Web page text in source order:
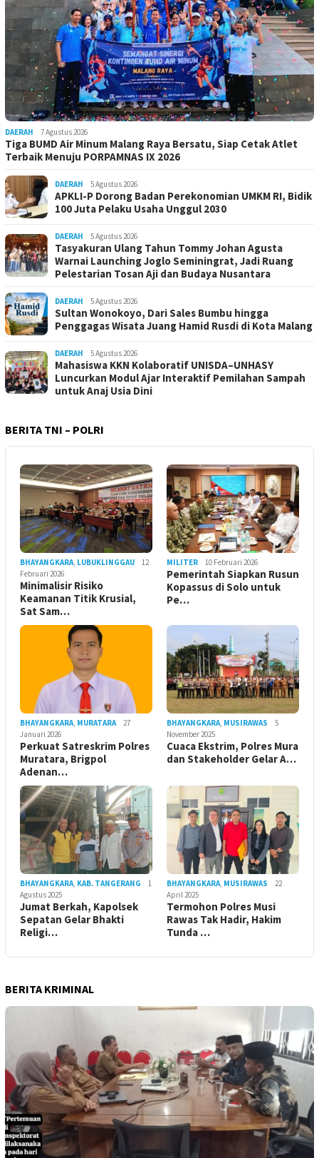
DAERAH 7 Agustus 2026
Tiga BUMD Air Minum Malang Raya Bersatu, Siap Cetak Atlet
Terbaik Menuju PORPAMNAS IX 2026
DAERAH 5 Agustus 2026
APKLI-P Dorong Badan Perekonomian UMKM RI, Bidik
100 Juta Pelaku Usaha Unggul 2030
DAERAH 5 Agustus 2026
Tasyakuran Ulang Tahun Tommy Johan Agusta
Warnai Launching Joglo Seminingrat, Jadi Ruang
Pelestarian Tosan Aji dan Budaya Nusantara
DAERAH 5 Agustus 2026
Sultan Wonokoyo, Dari Sales Bumbu hingga
Penggagas Wisata Juang Hamid Rusdi di Kota Malang
DAERAH 5 Agustus 2026
Mahasiswa KKN Kolaboratif UNISDA–UNHASY
Luncurkan Modul Ajar Interaktif Pemilahan Sampah
untuk Anaj Usia Dini
BERITA TNI – POLRI
BHAYANGKARA LUBUKLINGGAU
12
Februari 2026
Minimalisir Risiko
Keamanan Titik Krusial,
Sat Sam…
MILITER 10 Februari 2026
Pemerintah Siapkan Rusun
Kopassus di Solo untuk
Pe…
BHAYANGKARA MURATARA
27
Januari 2026
Perkuat Satreskrim Polres
Muratara, Brigpol
Adenan…
BHAYANGKARA MUSIRAWAS
5
November 2025
Cuaca Ekstrim, Polres Mura
dan Stakeholder Gelar A…
BHAYANGKARA KAB. TANGERANG
1
Agustus 2025
Jumat Berkah, Kapolsek
Sepatan Gelar Bhakti
Religi…
BHAYANGKARA MUSIRAWAS
22
April 2025
Termohon Polres Musi
Rawas Tak Hadir, Hakim
Tunda …
BERITA KRIMINAL